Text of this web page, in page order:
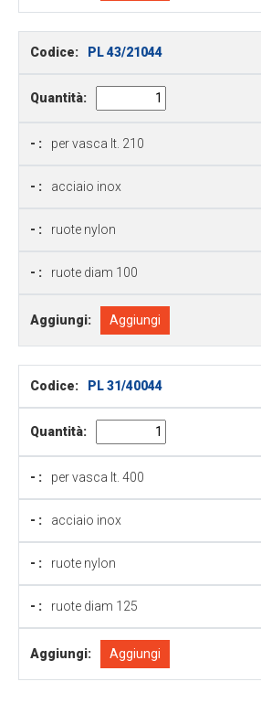
Codice: PL 43/21044
Quantità:
- : per vasca lt. 210
- : acciaio inox
- : ruote nylon
- : ruote diam 100
Aggiungi: Aggiungi
Codice: PL 31/40044
Quantità:
- : per vasca lt. 400
- : acciaio inox
- : ruote nylon
- : ruote diam 125
Aggiungi: Aggiungi